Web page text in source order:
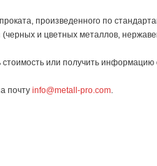
произведенного по
(черных и цветных металлов,
или получить
почту info@metall-pro.com.